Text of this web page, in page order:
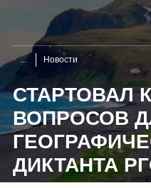
Новости
СТАРТОВАЛ
ВОПРОСОВ
ДИКТАНТА